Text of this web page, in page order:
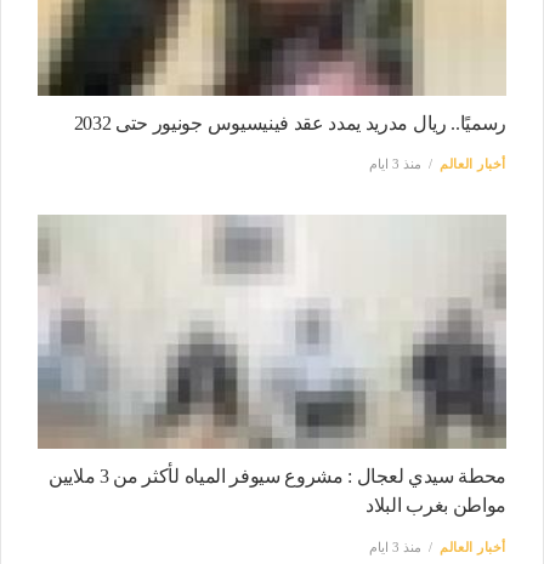
رسميًا.. ريال مدريد يمدد عقد فينيسيوس جونيور حتى 2032
أخبار العالم منذ 3 ايام
محطة سيدي لعجال : مشروع سيوفر المياه لأكثر من 3 ملايين
مواطن بغرب البلاد
أخبار العالم منذ 3 ايام